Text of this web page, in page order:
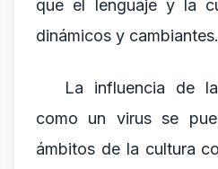
que el lenguaje y la
dinámicos y cambiantes.
La influencia de
como un virus se
ámbitos de la cultura